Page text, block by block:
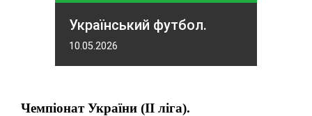
Український футбол.
10.05.2026
Чемпіонат України (ІІ ліга).